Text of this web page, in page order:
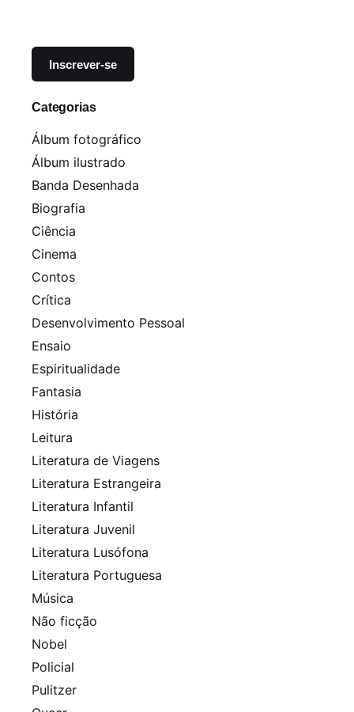
Categorias
Álbum fotográfico
Álbum ilustrado
Banda Desenhada
Biografia
Ciência
Cinema
Contos
Crítica
Desenvolvimento Pessoal
Ensaio
Espiritualidade
Fantasia
História
Leitura
Literatura de Viagens
Literatura Estrangeira
Literatura Infantil
Literatura Juvenil
Literatura Lusófona
Literatura Portuguesa
Música
Não ficção
Nobel
Policial
Pulitzer